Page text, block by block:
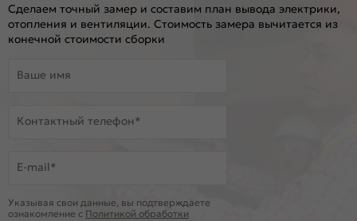
Сделаем точный замер и составим план вывода электрики,
отопления и вентиляции. Стоимость замера вычитается из
конечной стоимости сборки
Ваше имя
Контактный телефон*
E-mail*
Указывая свои данные, вы подтверждаете
ознакомление c Политикой обработки